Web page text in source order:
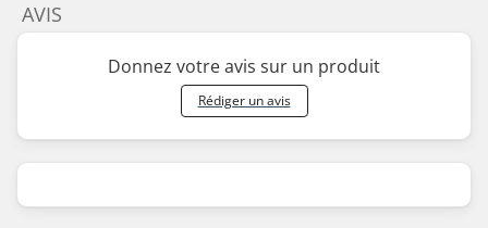
AVIS
Donnez votre avis sur un produit
Rédiger un avis